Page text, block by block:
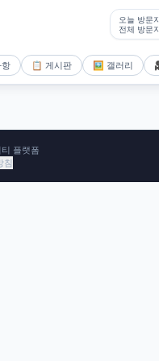
오늘 방문
전체 방문
📋 게시판 🖼️ 갤러리
플랫폼
침